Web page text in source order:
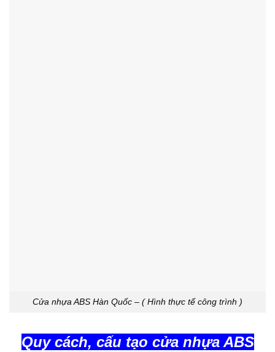
Cửa nhựa ABS Hàn Quốc – ( Hình thực tế công trình )
Quy cách, cấu tạo cửa nhựa ABS